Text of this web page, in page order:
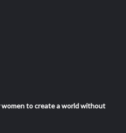
women to create a world without